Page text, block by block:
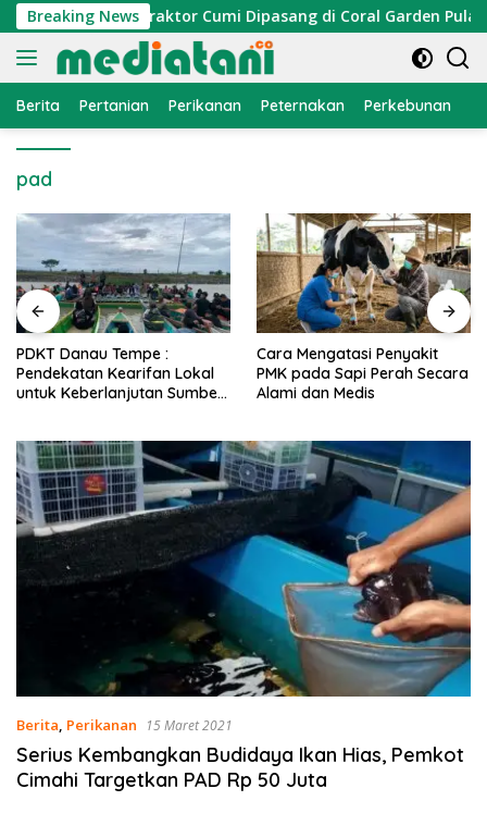
Langsung
ke
konten
Breaking News
Nelayan, Atraktor Cumi Dipasang di Coral Garden Pulau
Berita Pertanian Perikanan Peternakan Perkebunan
pad
PDKT Danau Tempe :
Pendekatan Kearifan Lokal
untuk Keberlanjutan Sumber
Cara Mengatasi Penyakit
PMK pada Sapi Perah Secara
Alami dan Medis
Berita, Perikanan 15 Maret 2021
Serius Kembangkan Budidaya Ikan Hias, Pemkot
Cimahi Targetkan PAD Rp 50 Juta